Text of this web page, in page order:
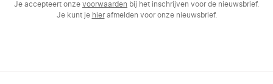
Je accepteert onze voorwaarden bij het inschrijven voor de nieuwsbrief.
Je kunt je hierafmelden voor onze nieuwsbrief.